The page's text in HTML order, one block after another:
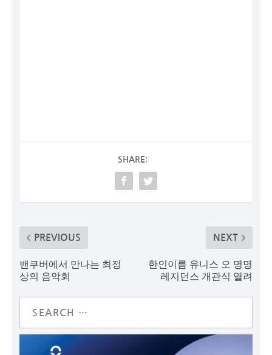
SHARE:
PREVIOUS
밴쿠버에서 만나는 최정
상의 음악회
NEXT
한인이름 유니스 오 명명
레지던스 개관식 열려